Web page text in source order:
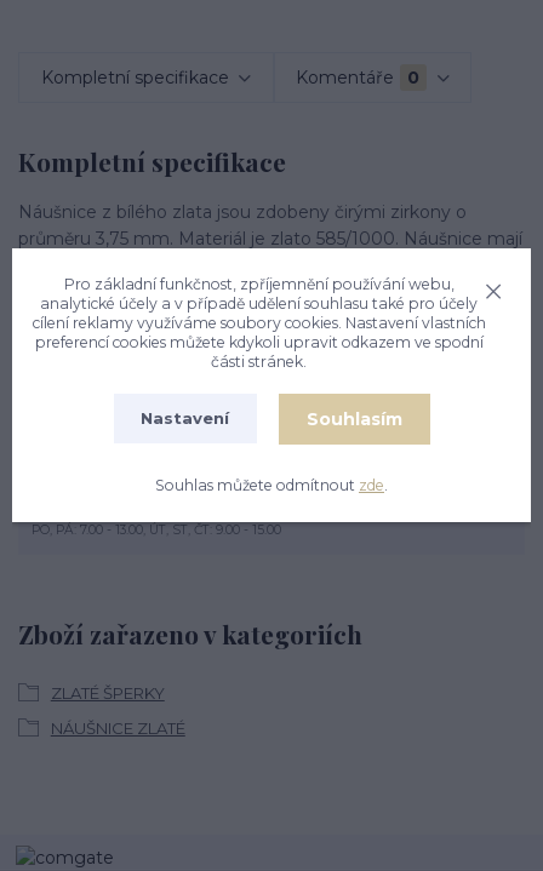
Kompletní specifikace Komentáře 0
Kompletní specifikace
Náušnice z bílého zlata jsou zdobeny čirými zirkony o
průměru 3,75 mm. Materiál je zlato 585/1000. Náušnice mají
náušnic je 1,32 g.
Zboží zařazeno v kategoriích
ZLATÉ ŠPERKY
NÁUŠNICE ZLATÉ
PO, PÁ: 7.00 - 13.00, ÚT, ST, ČT: 9.00 - 15.00
Pro základní funkčnost, zpříjemnění používání webu,
analytické účely a v případě udělení souhlasu také pro účely
cílení reklamy využíváme soubory cookies. Nastavení vlastních
preferencí cookies můžete kdykoli upravit odkazem ve spodní
části stránek.
Nastavení Souhlasím
Souhlas můžete odmítnout zde.